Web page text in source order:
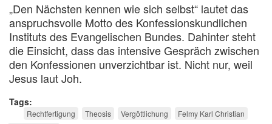
„Den Nächsten kennen wie sich selbst“ lautet das
anspruchsvolle Motto des Konfessionskundlichen
Instituts des Evangelischen Bundes. Dahinter steht
die Einsicht, dass das intensive Gespräch zwischen
den Konfessionen unverzichtbar ist. Nicht nur, weil
Jesus laut Joh.
Tags
Rechtfertigung Theosis Vergöttlichung Felmy Karl Christian